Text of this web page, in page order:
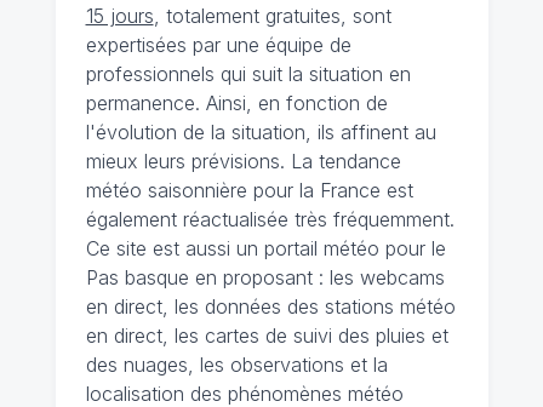
15 jours , totalement gratuites, sont
expertisées par une équipe de
professionnels qui suit la situation en
permanence. Ainsi, en fonction de
l'évolution de la situation, ils affinent au
mieux leurs prévisions. La tendance
météo saisonnière pour la France est
également réactualisée très fréquemment.
Ce site est aussi un portail météo pour le
Pas basque en proposant : les webcams
en direct, les données des stations météo
en direct, les cartes de suivi des pluies et
des nuages, les observations et la
localisation des phénomènes météo